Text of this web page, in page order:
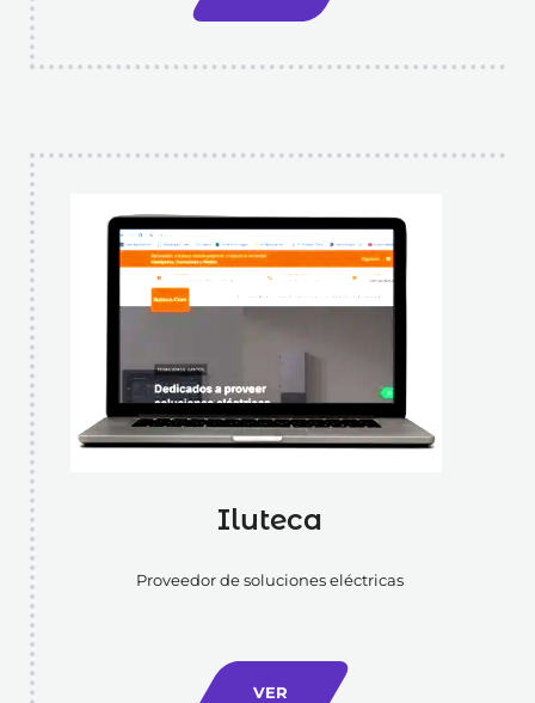
Iluteca
Proveedor de soluciones eléctricas
VER